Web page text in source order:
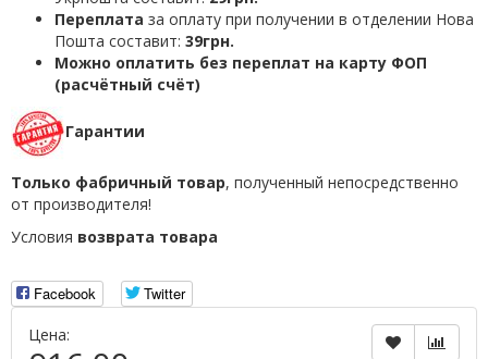
Переплата за оплату при получении в отделении Нова
Пошта составит: 39грн.
Можно оплатить без переплат на карту ФОП
(расчётный счёт)
Гарантии
Только фабричный товар, полученный непосредственно
от производителя!
Условия возврата товара
Facebook
Twitter
Цена: